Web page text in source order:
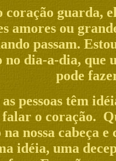
coração guarda,
amores ou
passam.
dia-a-dia, que
pode
as pessoas têm
o coração.
nossa cabeça
idéia, uma